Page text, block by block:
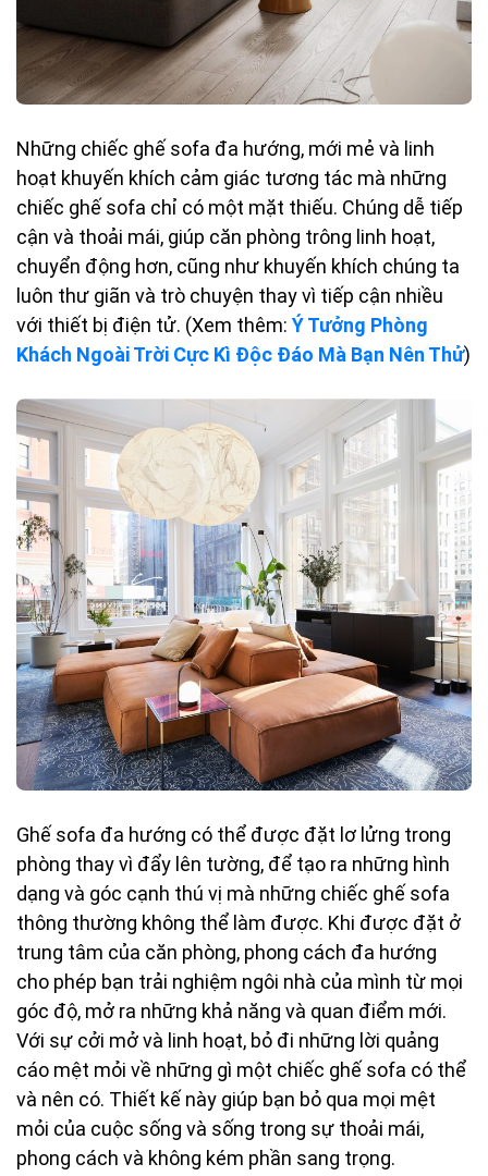
Những chiếc ghế sofa đa hướng, mới mẻ và linh
hoạt khuyến khích cảm giác tương tác mà những
chiếc ghế sofa chỉ có một mặt thiếu. Chúng dễ tiếp
cận và thoải mái, giúp căn phòng trông linh hoạt,
chuyển động hơn, cũng như khuyến khích chúng ta
luôn thư giãn và trò chuyện thay vì tiếp cận nhiều
với thiết bị điện tử. (Xem thêm: Ý Tưởng Phòng
Khách Ngoài Trời Cực Kì Độc Đáo Mà Bạn Nên Thử)
Ghế sofa đa hướng có thể được đặt lơ lửng trong
phòng thay vì đẩy lên tường, để tạo ra những hình
dạng và góc cạnh thú vị mà những chiếc ghế sofa
thông thường không thể làm được. Khi được đặt ở
trung tâm của căn phòng, phong cách đa hướng
cho phép bạn trải nghiệm ngôi nhà của mình từ mọi
góc độ, mở ra những khả năng và quan điểm mới.
Với sự cởi mở và linh hoạt, bỏ đi những lời quảng
cáo mệt mỏi về những gì một chiếc ghế sofa có thể
và nên có. Thiết kế này giúp bạn bỏ qua mọi mệt
mỏi của cuộc sống và sống trong sự thoải mái,
phong cách và không kém phần sang trọng.